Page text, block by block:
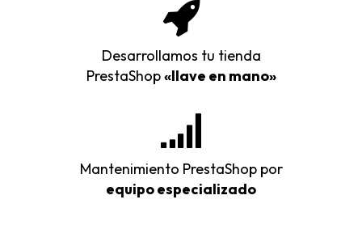
Desarrollamos tu tienda
PrestaShop«llave en mano»
Mantenimiento PrestaShop por
equipo especializado